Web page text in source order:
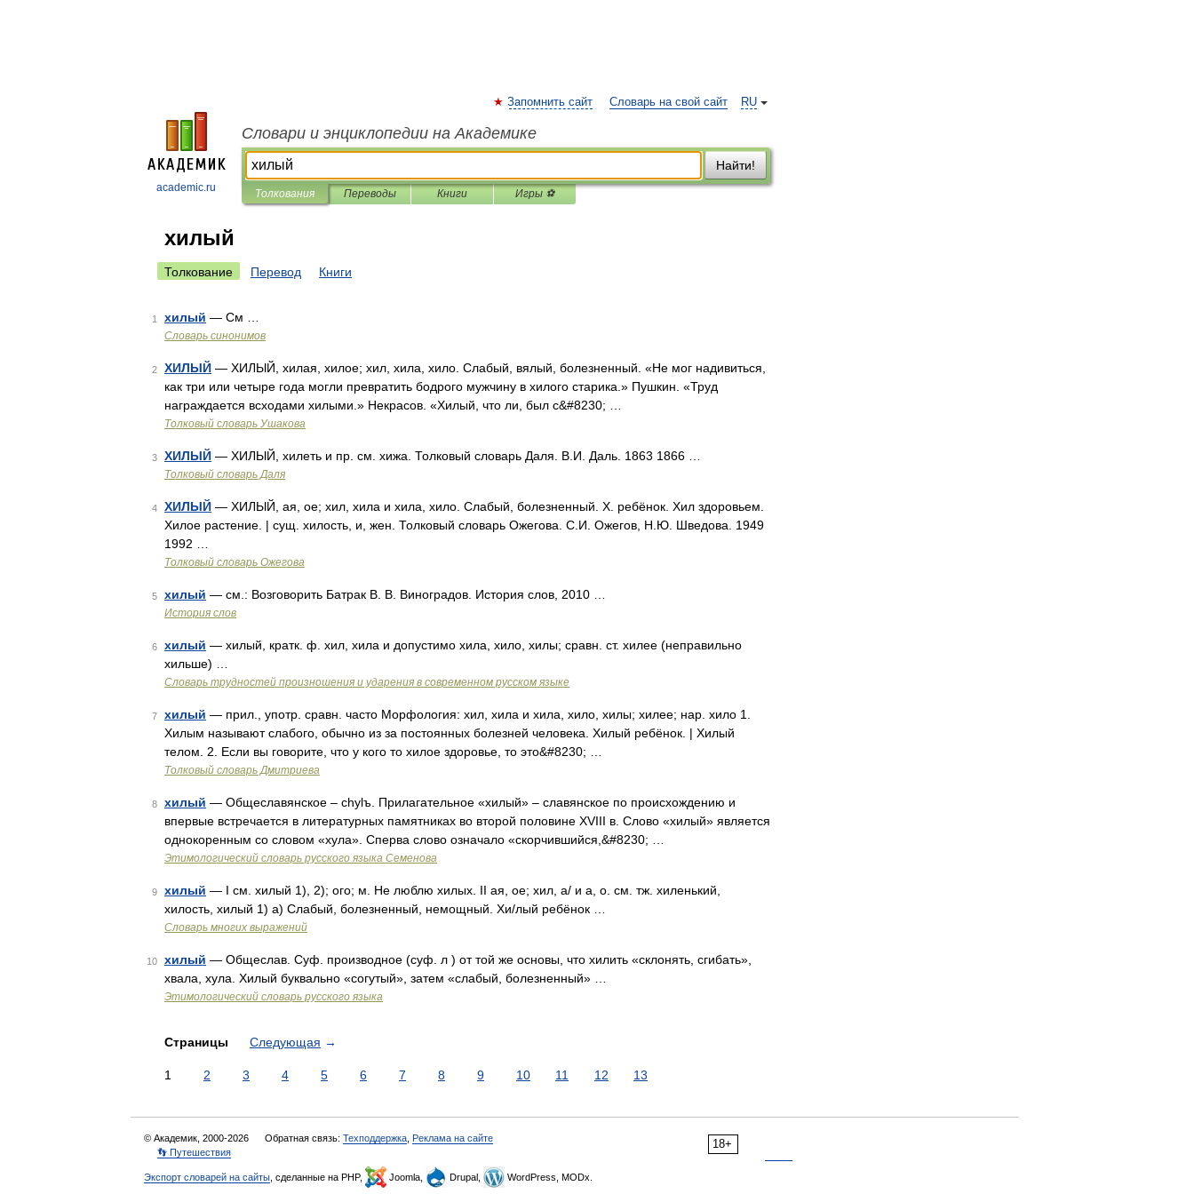
academic.ru
RU
Запомнить сайт Словарь на свой сайт
Словари и энциклопедии на Академике
Найти!
Толкования Переводы Книги Игры ⚽
хилый
Толкование Перевод Книги
1 хилый — См …
Словарь синонимов
2 ХИЛЫЙ — ХИЛЫЙ, хилая, хилое; хил, хила, хило. Слабый, вялый, болезненный. «Не мог надивиться,
как три или четыре года могли превратить бодрого мужчину в хилого старика.» Пушкин. «Труд
награждается всходами хилыми.» Некрасов. «Хилый, что ли, был с&#8230; …
Толковый словарь Ушакова
3 ХИЛЫЙ — ХИЛЫЙ, хилеть и пр. см. хижа. Толковый словарь Даля. В.И. Даль. 1863 1866 …
Толковый словарь Даля
4 ХИЛЫЙ — ХИЛЫЙ, ая, ое; хил, хила и хила, хило. Слабый, болезненный. Х. ребёнок. Хил здоровьем.
Хилое растение. | сущ. хилость, и, жен. Толковый словарь Ожегова. С.И. Ожегов, Н.Ю. Шведова. 1949
1992 …
Толковый словарь Ожегова
5 хилый — см.: Возговорить Батрак В. В. Виноградов. История слов, 2010 …
История слов
6 хилый — хилый, кратк. ф. хил, хила и допустимо хила, хило, хилы; сравн. ст. хилее (неправильно
хильше) …
Словарь трудностей произношения и ударения в современном русском языке
7 хилый — прил., употр. сравн. часто Морфология: хил, хила и хила, хило, хилы; хилее; нар. хило 1.
Хилым называют слабого, обычно из за постоянных болезней человека. Хилый ребёнок. | Хилый
телом. 2. Если вы говорите, что у кого то хилое здоровье, то это&#8230; …
Толковый словарь Дмитриева
8 хилый — Общеславянское – chylъ. Прилагательное «хилый» – славянское по происхождению и
впервые встречается в литературных памятниках во второй половине XVIII в. Слово «хилый» является
однокоренным со словом «хула». Сперва слово означало «скорчившийся,&#8230; …
Этимологический словарь русского языка Семенова
9 хилый — I см. хилый 1), 2); ого; м. Не люблю хилых. II ая, ое; хил, а/ и а, о. см. тж. хиленький,
хилость, хилый 1) а) Слабый, болезненный, немощный. Хи/лый ребёнок …
Словарь многих выражений
10 хилый — Общеслав. Суф. производное (суф. л ) от той же основы, что хилить «склонять, сгибать»,
хвала, хула. Хилый буквально «согутый», затем «слабый, болезненный» …
Этимологический словарь русского языка
Страницы Следующая →
1 2 3 4 5 6 7 8 9 10 11 12 13
18+
© Академик, 2000-2026 Обратная связь: Техподдержка Реклама на сайте
👣 Путешествия
Экспорт словарей на сайты , сделанные на PHP, Joomla, Drupal, WordPress, MODx.